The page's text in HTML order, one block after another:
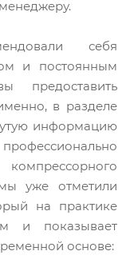
себя
и постоянным
предоставить
в разделе
информацию
уже отметили
на практике
и показывает
основе: